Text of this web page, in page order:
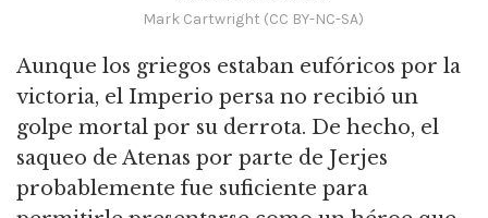
Mark Cartwright (CC BY-NC-SA)
Aunque los griegos estaban eufóricos por la
victoria, el Imperio persa no recibió un
golpe mortal por su derrota. De hecho, el
saqueo de Atenas por parte de Jerjes
probablemente fue suficiente para